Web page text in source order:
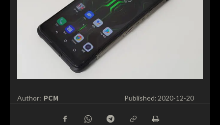
Author: PCM Published:2020-12-20